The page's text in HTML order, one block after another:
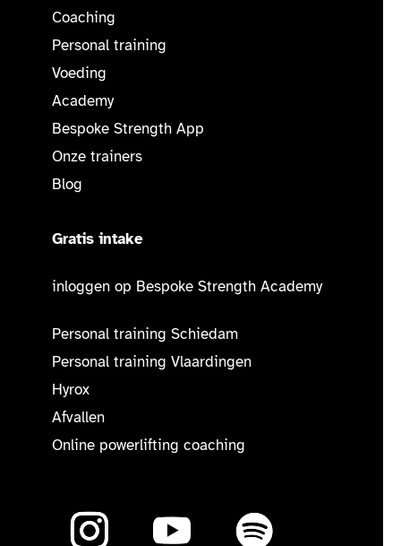
Coaching
Personal training
Voeding
Academy
Bespoke Strength App
Onze trainers
Blog
Gratis intake
inloggen op Bespoke Strength Academy
Personal training Schiedam
Personal training Vlaardingen
Hyrox
Afvallen
Online powerlifting coaching